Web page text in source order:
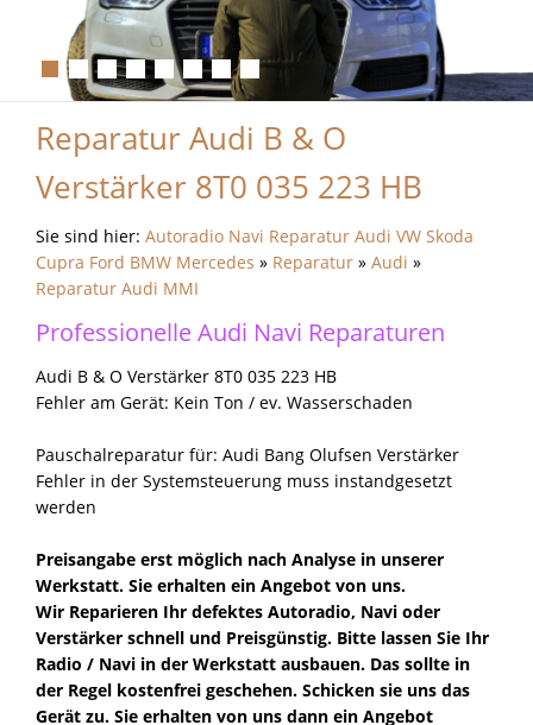
Reparatur Audi B & O
Verstärker 8T0 035 223 HB
Sie sind hier: Autoradio Navi Reparatur Audi VW Skoda
Cupra Ford BMW Mercedes » Reparatur » Audi »
Reparatur Audi MMI
Professionelle Audi Navi Reparaturen
Audi B & O Verstärker 8T0 035 223 HB
Fehler am Gerät: Kein Ton / ev. Wasserschaden
Pauschalreparatur für: Audi Bang Olufsen Verstärker
Fehler in der Systemsteuerung muss instandgesetzt
werden
Preisangabe erst möglich nach Analyse in unserer
Werkstatt. Sie erhalten ein Angebot von uns.
Wir Reparieren Ihr defektes Autoradio, Navi oder
Verstärker schnell und Preisgünstig. Bitte lassen Sie Ihr
Radio / Navi in der Werkstatt ausbauen. Das sollte in
der Regel kostenfrei geschehen. Schicken sie uns das
Gerät zu. Sie erhalten von uns dann ein Angebot